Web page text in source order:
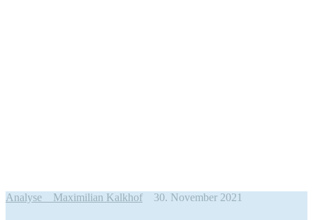
Analyse Maximilian Kalkhof 30. November 2021